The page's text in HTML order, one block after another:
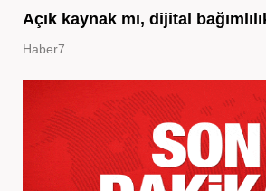
Açık kaynak mı, dijital
Haber7